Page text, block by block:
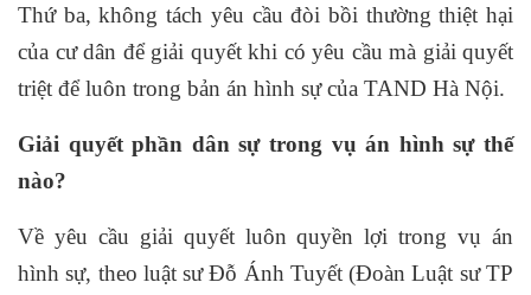
Thứ ba, không tách yêu cầu đòi bồi thường thiệt hại
của cư dân để giải quyết khi có yêu cầu mà giải quyết
triệt để luôn trong bản án hình sự của TAND Hà Nội.
Giải quyết phần dân sự trong vụ án hình sự thế
nào?
Về yêu cầu giải quyết luôn quyền lợi trong vụ án
hình sự, theo luật sư Đỗ Ánh Tuyết (Đoàn Luật sư TP